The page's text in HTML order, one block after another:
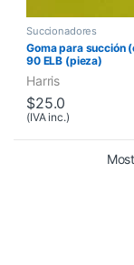
Succionadores
Goma para succión
90 ELB (pieza)
Harris
$25.0
(IVA inc.)